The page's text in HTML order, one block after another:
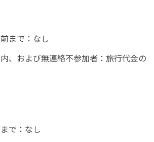
まで：なし
、および無連絡不参加者：旅行代金の
で：なし